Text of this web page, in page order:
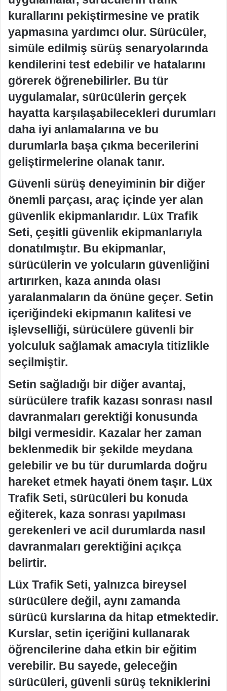
kurallarını pekiştirmesine ve pratik
yapmasına yardımcı olur. Sürücüler,
simüle edilmiş sürüş senaryolarında
kendilerini test edebilir ve hatalarını
görerek öğrenebilirler. Bu tür
uygulamalar, sürücülerin gerçek
hayatta karşılaşabilecekleri durumları
daha iyi anlamalarına ve bu
durumlarla başa çıkma becerilerini
geliştirmelerine olanak tanır.
Güvenli sürüş deneyiminin bir diğer
önemli parçası, araç içinde yer alan
güvenlik ekipmanlarıdır. Lüx Trafik
Seti, çeşitli güvenlik ekipmanlarıyla
donatılmıştır. Bu ekipmanlar,
sürücülerin ve yolcuların güvenliğini
artırırken, kaza anında olası
yaralanmaların da önüne geçer. Setin
içeriğindeki ekipmanın kalitesi ve
işlevselliği, sürücülere güvenli bir
yolculuk sağlamak amacıyla titizlikle
seçilmiştir.
Setin sağladığı bir diğer avantaj,
sürücülere trafik kazası sonrası nasıl
davranmaları gerektiği konusunda
bilgi vermesidir. Kazalar her zaman
beklenmedik bir şekilde meydana
gelebilir ve bu tür durumlarda doğru
hareket etmek hayati önem taşır. Lüx
Trafik Seti, sürücüleri bu konuda
eğiterek, kaza sonrası yapılması
gerekenleri ve acil durumlarda nasıl
davranmaları gerektiğini açıkça
belirtir.
Lüx Trafik Seti, yalnızca bireysel
sürücülere değil, aynı zamanda
sürücü kurslarına da hitap etmektedir.
Kurslar, setin içeriğini kullanarak
öğrencilerine daha etkin bir eğitim
verebilir. Bu sayede, geleceğin
sürücüleri, güvenli sürüş tekniklerini